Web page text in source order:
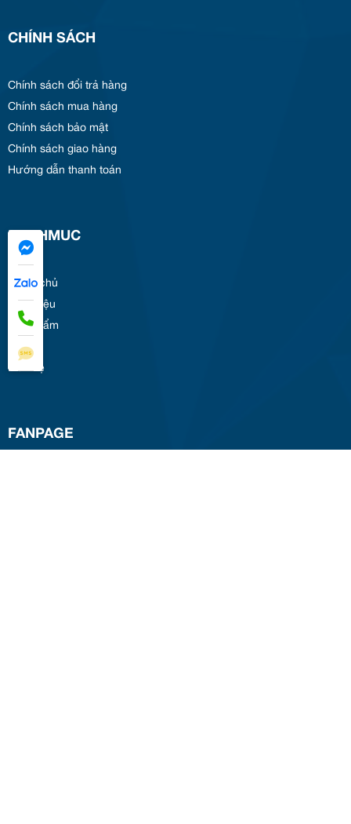
CHÍNH SÁCH
Chính sách đổi trả hàng
Chính sách mua hàng
Chính sách bảo mật
Chính sách giao hàng
Hướng dẫn thanh toán
DANHMUC
Trang chủ
Giới thiệu
Sản phẩm
Tin tức
Liên hệ
FANPAGE